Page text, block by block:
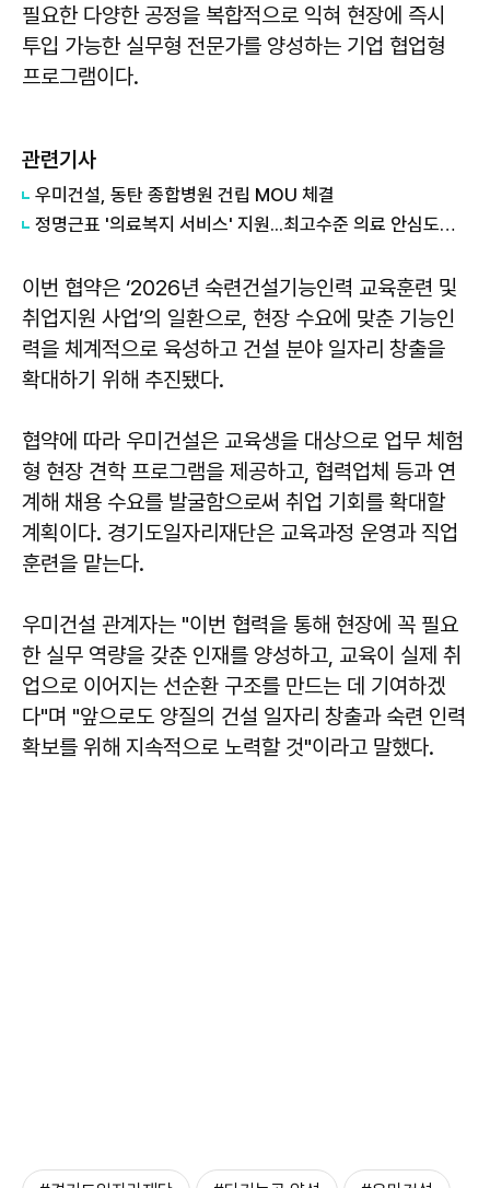
필요한 다양한 공정을 복합적으로 익혀 현장에 즉시
투입 가능한 실무형 전문가를 양성하는 기업 협업형
프로그램이다.
관련기사
우미건설, 동탄 종합병원 건립 MOU 체결
정명근표 '의료복지 서비스' 지원...최고수준 의료 안심도시 실현
이번 협약은 ‘2026년 숙련건설기능인력 교육훈련 및
취업지원 사업’의 일환으로, 현장 수요에 맞춘 기능인
력을 체계적으로 육성하고 건설 분야 일자리 창출을
확대하기 위해 추진됐다.
협약에 따라 우미건설은 교육생을 대상으로 업무 체험
형 현장 견학 프로그램을 제공하고, 협력업체 등과 연
계해 채용 수요를 발굴함으로써 취업 기회를 확대할
계획이다. 경기도일자리재단은 교육과정 운영과 직업
훈련을 맡는다.
우미건설 관계자는 "이번 협력을 통해 현장에 꼭 필요
한 실무 역량을 갖춘 인재를 양성하고, 교육이 실제 취
업으로 이어지는 선순환 구조를 만드는 데 기여하겠
다"며 "앞으로도 양질의 건설 일자리 창출과 숙련 인력
확보를 위해 지속적으로 노력할 것"이라고 말했다.